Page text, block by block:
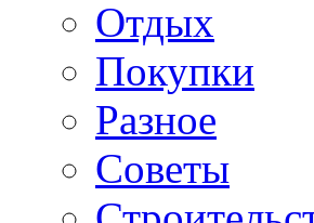
Отдых
Покупки
Разное
Советы